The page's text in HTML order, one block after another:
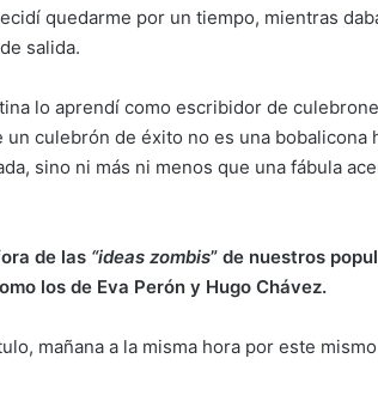
quedarme por un tiempo, mientras
salida.
lo aprendí como escribidor de
culebrón de éxito no es una bobalicona
sino ni más ni menos que una fábula
de las “ideas zombis” de nuestros
los de Eva Perón y Hugo Chávez.
mañana a la misma hora por este